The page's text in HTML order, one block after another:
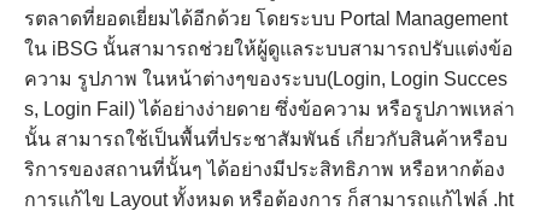
รตลาดที่ยอดเยี่ยมได้อีกด้วย โดยระบบ Portal Management
ใน iBSG นั้นสามารถช่วยให้ผู้ดูแลระบบสามารถปรับแต่งข้อ
ความ รูปภาพ ในหน้าต่างๆของระบบ(Login, Login Succes
s, Login Fail) ได้อย่างง่ายดาย ซึ่งข้อความ หรือรูปภาพเหล่า
นั้น สามารถใช้เป็นพื้นที่ประชาสัมพันธ์ เกี่ยวกับสินค้าหรือบ
ริการของสถานที่นั้นๆ ได้อย่างมีประสิทธิภาพ หรือหากต้อง
การแก้ไข Layout ทั้งหมด หรือต้องการ ก็สามารถแก้ไฟล์ .ht